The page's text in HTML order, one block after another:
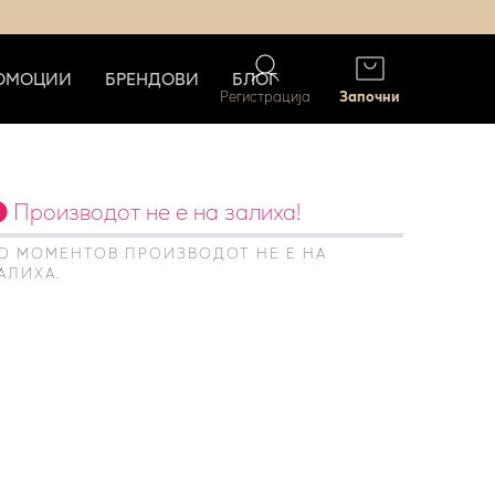
БРЕНДОВИ БЛОГ
Регистрација Започни
Производот не е на залиха!
МОМЕНТОВ ПРОИЗВОДОТ НЕ Е НА